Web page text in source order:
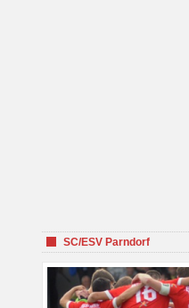
SC/ESV Parndorf